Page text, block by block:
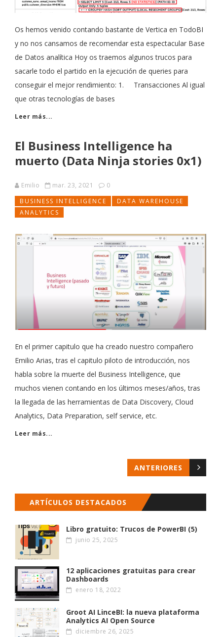
Os hemos venido contando bastante de Vertica en TodoBI
y no nos cansamos de recomendar esta espectacular Base
de Datos analítica Hoy os traemos algunos trucos para
sacarle todo el partido en la ejecución de queries para
conseguir el mejor rendimiento: 1. Transacciones Al igual
que otras tecnologías de bases
Leer más...
El Business Intelligence ha
muerto (Data Ninja stories 0x1)
Emilio mar. 23, 2021
0
BUSINESS INTELLIGENCE
DATA WAREHOUSE
ANALYTICS
En el primer capitulo que ha creado nuestro compañero
Emilio Arias, tras el capitulo piloto de introducción, nos
habla sobre la muerte del Business Intelligence, que
muchos vienen contando en los últimos meses/años, tras
la llegada de las herramientas de Data Discovery, Cloud
Analytics, Data Preparation, self service, etc.
Leer más...
ANTERIORES
ARTÍCULOS DESTACADOS
Libro gratuito: Trucos de PowerBI (5)
junio 25, 2025
12 aplicaciones gratuitas para crear
Dashboards
enero 18, 2022
Groot AI LinceBI: la nueva plataforma
Analytics AI Open Source
diciembre 26, 2025